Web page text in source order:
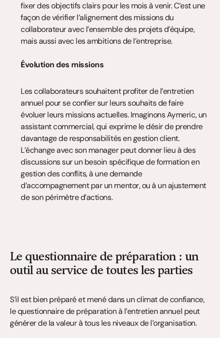
fixer des objectifs clairs pour les mois à venir. C’est une
façon de vérifier l’alignement des missions du
collaborateur avec l’ensemble des projets d’équipe,
mais aussi avec les ambitions de l’entreprise.
Évolution des missions
Les collaborateurs souhaitent profiter de l’entretien
annuel pour se confier sur leurs souhaits de faire
évoluer leurs missions actuelles. Imaginons Aymeric, un
assistant commercial, qui exprime le désir de prendre
davantage de responsabilités en gestion client.
L’échange avec son manager peut donner lieu à des
discussions sur un besoin spécifique de formation en
gestion des conflits, à une demande
d’accompagnement par un mentor, ou à un ajustement
de son périmètre d’actions.
Le questionnaire de préparation : un
outil au service de toutes les parties
S’il est bien préparé et mené dans un climat de confiance,
le questionnaire de préparation à l’entretien annuel peut
générer de la valeur à tous les niveaux de l’organisation.